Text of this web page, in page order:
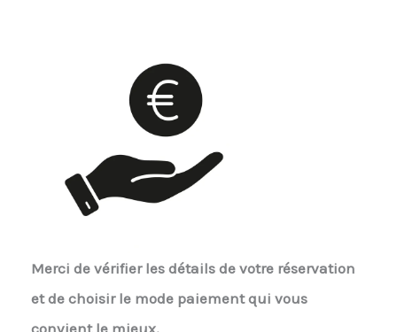
Merci de vérifier les détails de votre réservation
et de choisir le mode paiement qui vous